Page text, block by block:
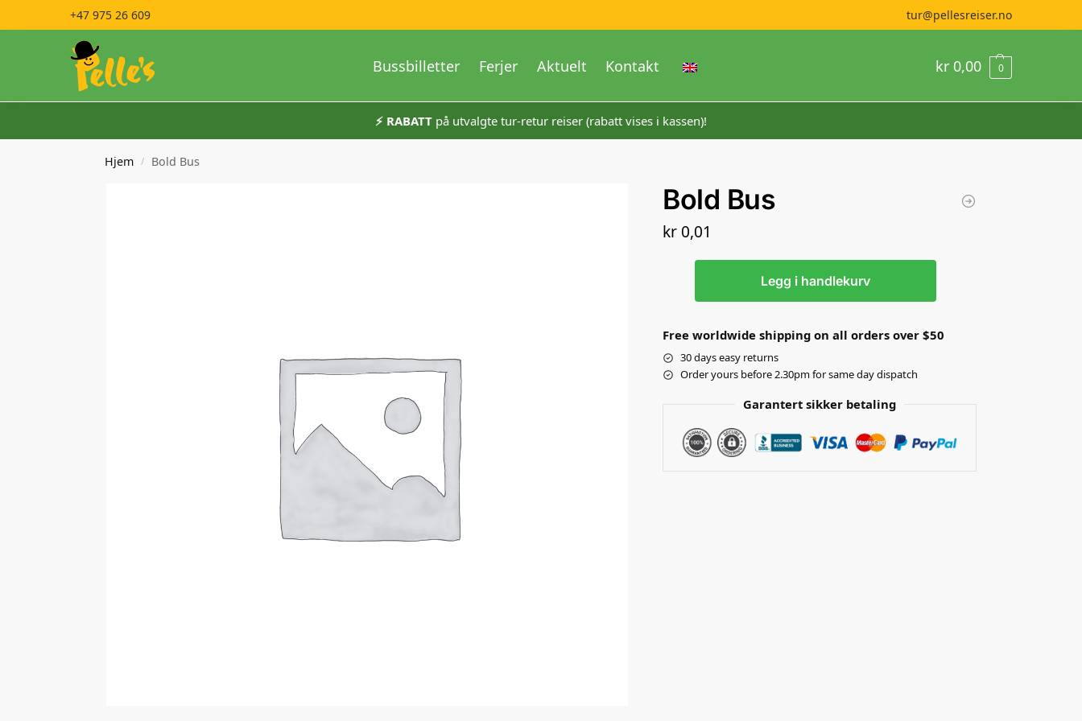
+47 975 26 609 tur@pellesreiser.no
Bussbilletter Ferjer Aktuelt Kontakt kr 0,00 0
⚡️ RABATT på utvalgte tur-retur reiser (rabatt vises i kassen)!
Hjem / Bold Bus
Bold Bus
kr 0,01
Legg i handlekurv
Free worldwide shipping on all orders over $50
30 days easy returns
Order yours before 2.30pm for same day dispatch
Garantert sikker betaling